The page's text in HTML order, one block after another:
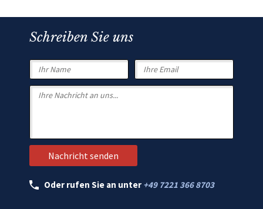
Schreiben Sie uns
Oder rufen Sie an unter +49 7221 366 8703